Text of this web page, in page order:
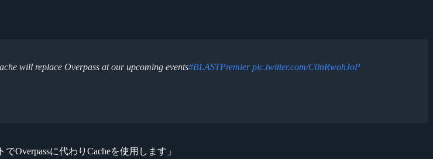
will replace Overpass at our upcoming events#BLASTPremier pic.twitter.com/C0nRwohJoP
Overpassに代わりCacheを使用します」